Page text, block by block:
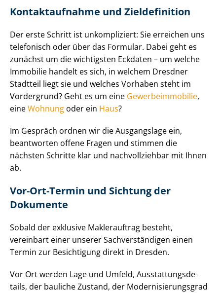
Kontaktaufnahme und Zieldefinition
Der erste Schritt ist unkompliziert: Sie erreichen uns
telefonisch oder über das Formular. Dabei geht es
zunächst um die wichtigsten Eckdaten – um welche
Immobilie handelt es sich, in welchem Dresdner
Stadtteil liegt sie und welches Vorhaben steht im
Vordergrund? Geht es um eine Ge­wer­be­im­mo­bi­lie,
eineWohnung oder ein Haus?
Im Gespräch ordnen wir die Ausgangslage ein,
beantworten offene Fragen und stimmen die
nächsten Schritte klar und nachvollziehbar mit Ihnen
ab.
Vor-Ort-Termin und Sichtung der
Dokumente
Sobald der exklusive Maklerauftrag besteht,
vereinbart einer unserer Sach­ver­stän­di­gen einen
Termin zur Besichtigung direkt in Dresden.
Vor Ort werden Lage und Umfeld, Aus­stat­tungs­de­
tails, der bauliche Zustand, der Mo­der­ni­sie­rungs­grad